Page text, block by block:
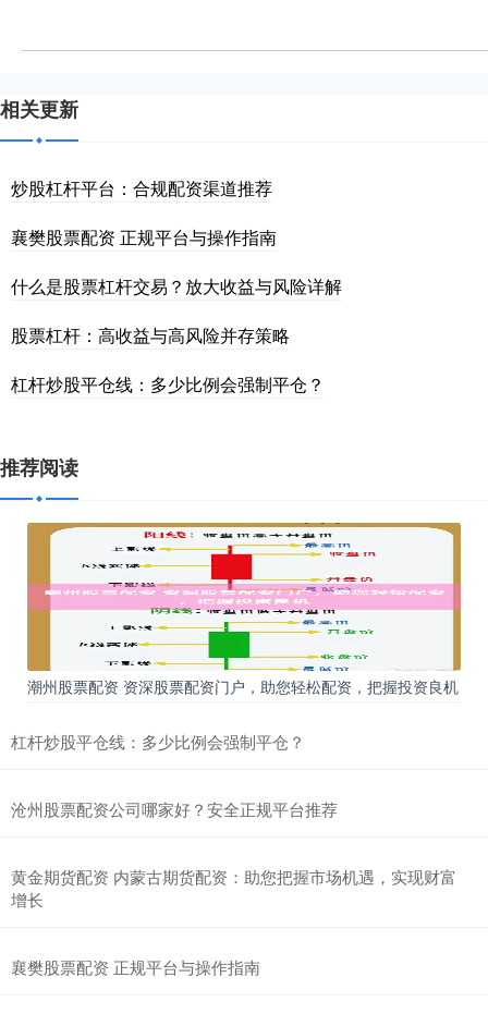
相关更新
炒股杠杆平台：合规配资渠道推荐
襄樊股票配资 正规平台与操作指南
什么是股票杠杆交易？放大收益与风险详解
股票杠杆：高收益与高风险并存策略
杠杆炒股平仓线：多少比例会强制平仓？
推荐阅读
潮州股票配资 资深股票配资门户，助您轻松配资，把握投资良机
杠杆炒股平仓线：多少比例会强制平仓？
沧州股票配资公司哪家好？安全正规平台推荐
黄金期货配资 内蒙古期货配资：助您把握市场机遇，实现财富
增长
襄樊股票配资 正规平台与操作指南